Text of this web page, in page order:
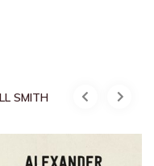
SMITH